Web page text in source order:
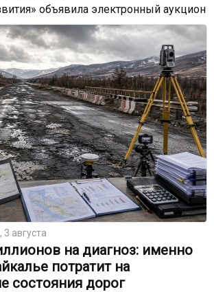
объявила электронный аукцион
3 августа
на диагноз: именно
потратит на
состояния дорог